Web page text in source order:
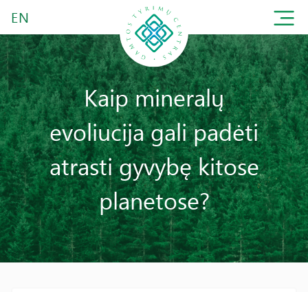
EN
Kaip mineralų
evoliucija gali padėti
atrasti gyvybę kitose
planetose?